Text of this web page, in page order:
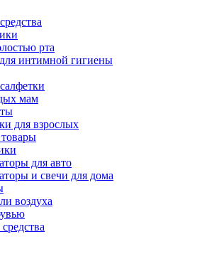
рта
интимной гигиены
мам
для взрослых
для авто
и свечи для дома
воздуха